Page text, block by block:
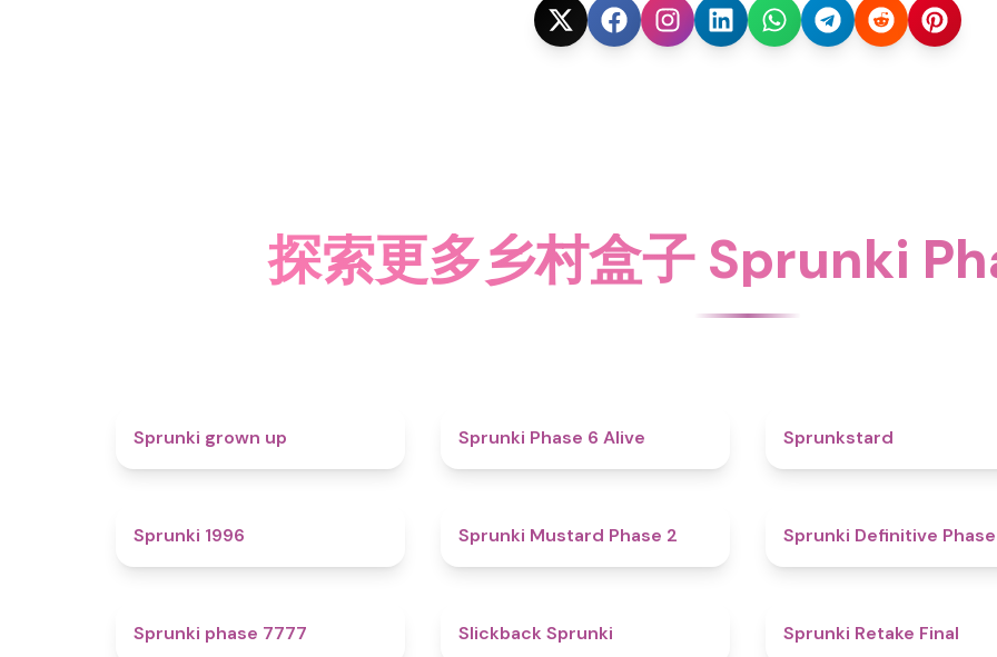
探索更多乡村盒子 Sprunki
Sprunki grown up Sprunki Phase 6 Alive Sprunkstard
Sprunki 1996 Sprunki Mustard Phase 2 Sprunki Definitive
Sprunki phase 7777 Slickback Sprunki Sprunki Retake Final